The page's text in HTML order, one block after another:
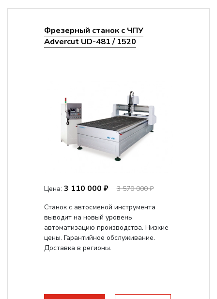
Фрезерный станок с ЧПУ
Advercut UD-481 / 1520
Цена: 3 110 000 ₽
3 570 000 ₽
Станок с автосменой инструмента
выводит на новый уровень
автоматизацию производства. Низкие
цены. Гарантийное обслуживание.
Доставка в регионы.